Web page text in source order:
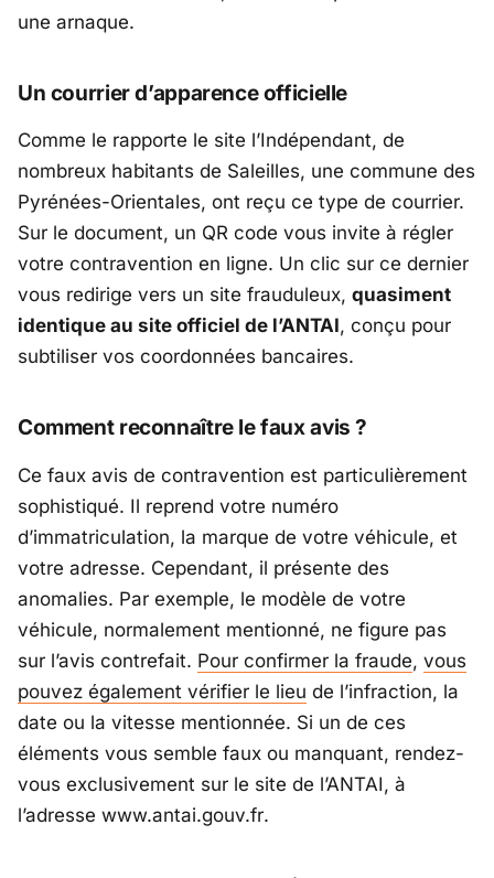
une arnaque.
Un courrier d’apparence officielle
Comme le rapporte le site l’Indépendant, de
nombreux habitants de Saleilles, une commune des
Pyrénées-Orientales, ont reçu ce type de courrier.
Sur le document, un QR code vous invite à régler
votre contravention en ligne. Un clic sur ce dernier
vous redirige vers un site frauduleux, quasiment
identique au site officiel de l’ANTAI, conçu pour
subtiliser vos coordonnées bancaires.
Comment reconnaître le faux avis ?
Ce faux avis de contravention est particulièrement
sophistiqué. Il reprend votre numéro
d’immatriculation, la marque de votre véhicule, et
votre adresse. Cependant, il présente des
anomalies. Par exemple, le modèle de votre
véhicule, normalement mentionné, ne figure pas
sur l’avis contrefait. Pour confirmer la fraude, vous
pouvez également vérifier le lieu de l’infraction, la
date ou la vitesse mentionnée. Si un de ces
éléments vous semble faux ou manquant, rendez-
vous exclusivement sur le site de l’ANTAI, à
l’adresse www.antai.gouv.fr.